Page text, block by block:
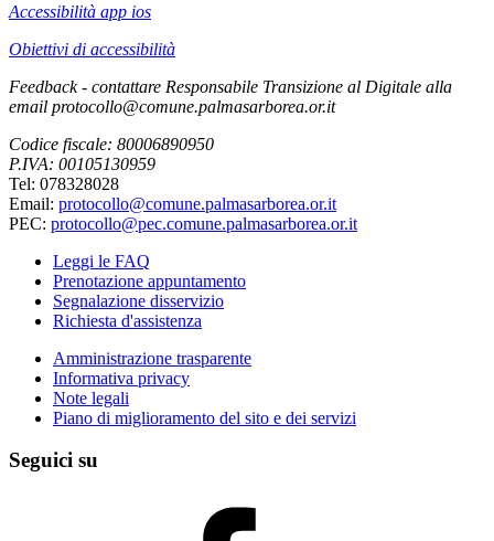
Accessibilità app ios
Obiettivi di accessibilità
Feedback - contattare Responsabile Transizione al Digitale alla
email protocollo@comune.palmasarborea.or.it
Codice fiscale: 80006890950
P.IVA: 00105130959
Tel: 078328028
Email: protocollo@comune.palmasarborea.or.it
PEC: protocollo@pec.comune.palmasarborea.or.it
Leggi le FAQ
Prenotazione appuntamento
Segnalazione disservizio
Richiesta d'assistenza
Amministrazione trasparente
Informativa privacy
Note legali
Piano di miglioramento del sito e dei servizi
Seguici su